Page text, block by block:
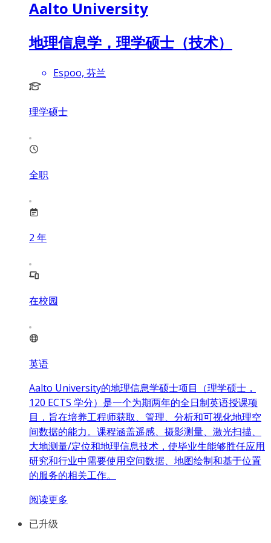
Aalto University
地理信息学，理学硕士（技术）
Espoo, 芬兰
理学硕士
全职
2 年
在校园
英语
Aalto University的地理信息学硕士项目（理学硕士，
120 ECTS 学分）是一个为期两年的全日制英语授课项
目，旨在培养工程师获取、管理、分析和可视化地理空
间数据的能力。课程涵盖遥感、摄影测量、激光扫描、
大地测量/定位和地理信息技术，使毕业生能够胜任应用
研究和行业中需要使用空间数据、地图绘制和基于位置
的服务的相关工作。
阅读更多
已升级